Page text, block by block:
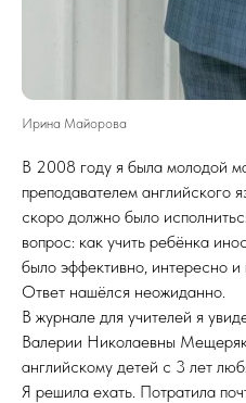
Ирина Майорова
В 2008 году я была молодой
преподавателем английского
скоро должно было
вопрос: как учить ребёнка
было эффективно, интересно
Ответ нашёлся неожиданно.
В журнале для учителей я
Валерии Николаевны
английскому детей с 3 лет
Я решила ехать. Потратила